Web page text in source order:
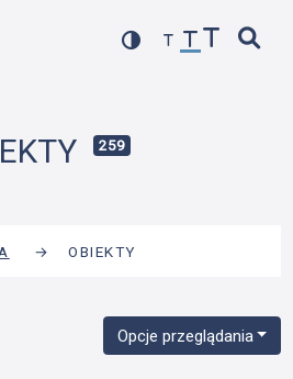
259
→ OBIEKTY
Opcje przeglądania